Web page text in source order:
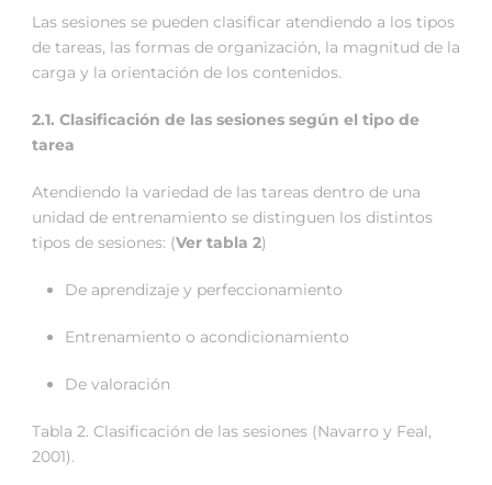
Las sesiones se pueden clasificar atendiendo a los tipos
de tareas, las formas de organización, la magnitud de la
carga y la orientación de los contenidos.
2.1. Clasificación de las sesiones según el tipo de
tarea
Atendiendo la variedad de las tareas dentro de una
unidad de entrenamiento se distinguen los distintos
tipos de sesiones: (Ver tabla 2)
De aprendizaje y perfeccionamiento
Entrenamiento o acondicionamiento
De valoración
Tabla 2. Clasificación de las sesiones (Navarro y Feal,
2001).